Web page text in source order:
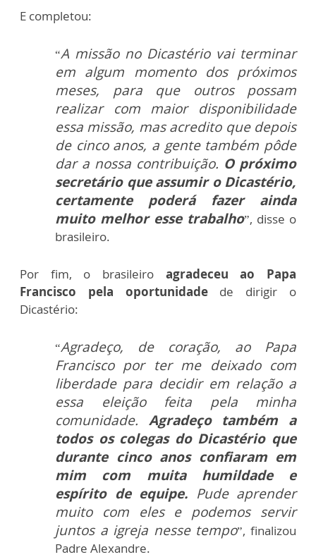
E completou:
“A missão no Dicastério vai terminar
em algum momento dos próximos
meses, para que outros possam
realizar com maior disponibilidade
essa missão, mas acredito que depois
de cinco anos, a gente também pôde
dar a nossa contribuição. O próximo
secretário que assumir o Dicastério,
certamente poderá fazer ainda
muito melhor esse trabalho”, disse o
brasileiro.
Por fim, o brasileiro agradeceu ao Papa
Francisco pela oportunidadede dirigir o
Dicastério:
“Agradeço, de coração, ao Papa
Francisco por ter me deixado com
liberdade para decidir em relação a
essa eleição feita pela minha
comunidade. Agradeço também a
todos os colegas do Dicastério que
durante cinco anos confiaram em
mim com muita humildade e
espírito de equipe. Pude aprender
muito com eles e podemos servir
juntos a igreja nesse tempo”, finalizou
Padre Alexandre.